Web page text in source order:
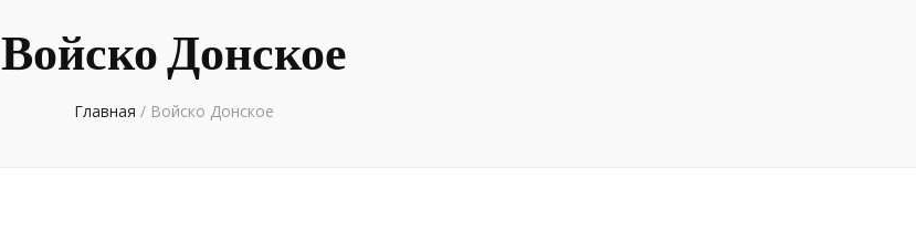
Войско Донское
Главная / Войско Донское